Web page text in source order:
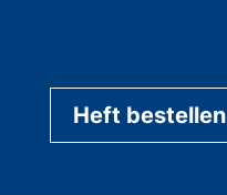
Heft bestellen